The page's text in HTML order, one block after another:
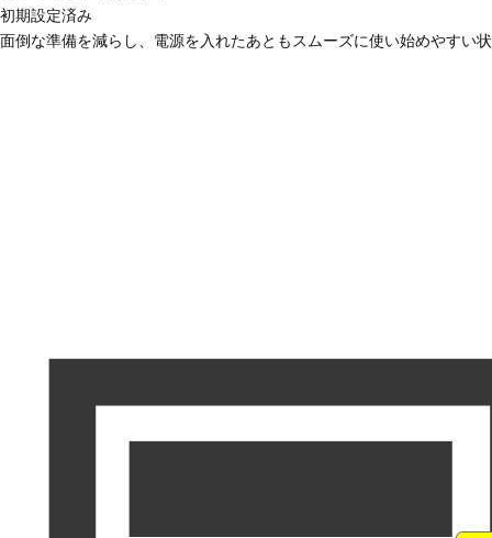
初期設定済み
面倒な準備を減らし、電源を入れたあともスムーズに使い始めやすい